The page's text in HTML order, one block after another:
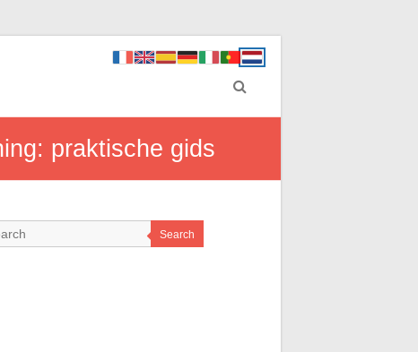
praktische gids
Search